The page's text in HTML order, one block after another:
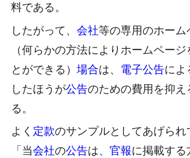
料である。
したがって、 会社等の専用のホーム
（何らかの方法によりホームページ
とができる） 場合は、 電子公告によ
したほうが公告のための費用を抑え
る。
よく 定款のサンプルとしてあげられ
「当会社の公告は、 官報に掲載する